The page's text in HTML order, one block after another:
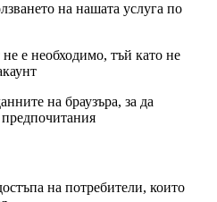
на нашата услуга по
е необходимо, тъй като не
на браузъра, за да
на потребители, които